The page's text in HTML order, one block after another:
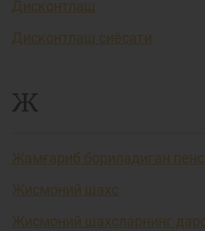
Дисконтлаш
Дисконтлаш сиёсати
Ж
Жамғариб бориладиган
Жисмоний шахс
Жисмоний шахсларнинг